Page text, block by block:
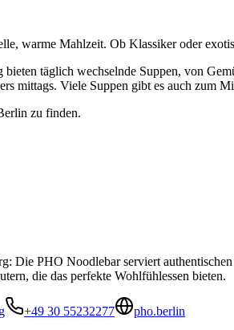
warme Mahlzeit. Ob Klassiker oder
täglich wechselnde Suppen, von
mittags. Viele Suppen gibt es auch zum
zu finden.
Die PHO Noodlebar serviert
die das perfekte Wohlfühlessen bieten.
+49 30 55232277 pho.berlin